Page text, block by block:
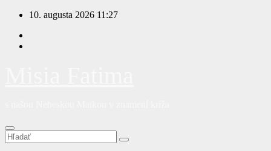
Prejsť
obsah
10. augusta 2026 11:27